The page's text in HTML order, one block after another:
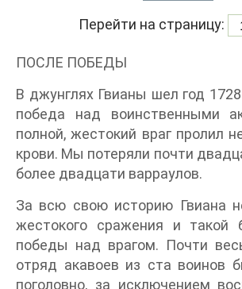
Перейти на страницу:
ПОСЛЕ ПОБЕДЫ
В джунглях Гвианы шел год
победа над воинственными
полной, жестокий враг пролил
крови. Мы потеряли почти
более двадцати варраулов.
За всю свою историю Гвиана
жестокого сражения и такой
победы над врагом. Почти
отряд акавоев из ста воинов
поголовно, за исключением